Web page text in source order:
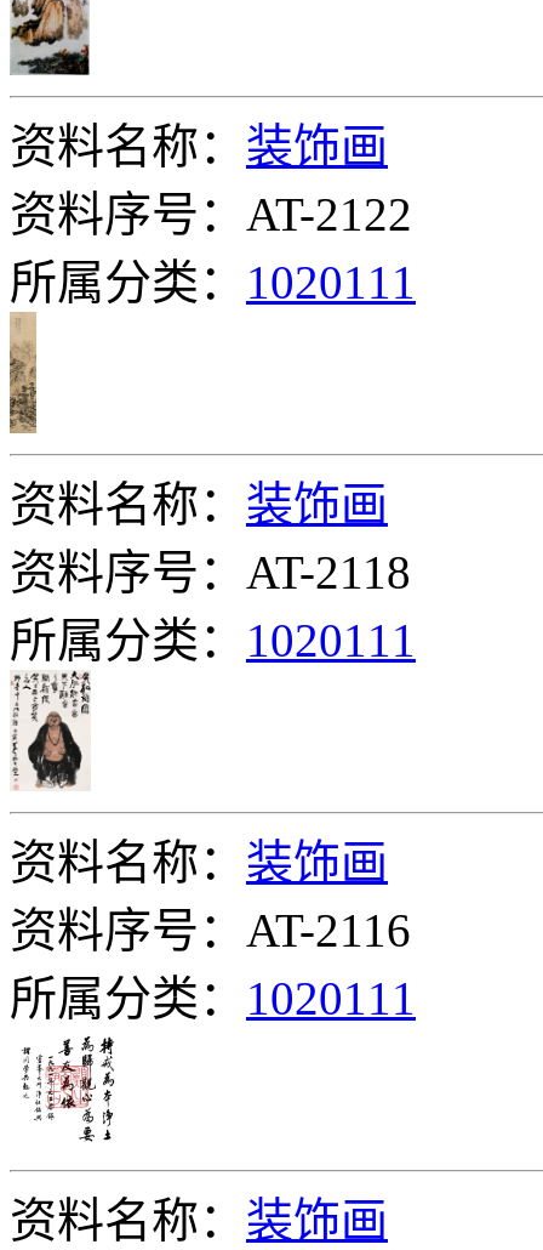
资料名称： 装饰画
资料序号：AT-2122
所属分类： 1020111
资料名称： 装饰画
资料序号：AT-2118
所属分类： 1020111
资料名称： 装饰画
资料序号：AT-2116
所属分类： 1020111
资料名称： 装饰画